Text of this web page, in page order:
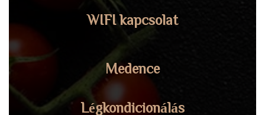
WIFI kapcsolat
Medence
Légkondicionálás